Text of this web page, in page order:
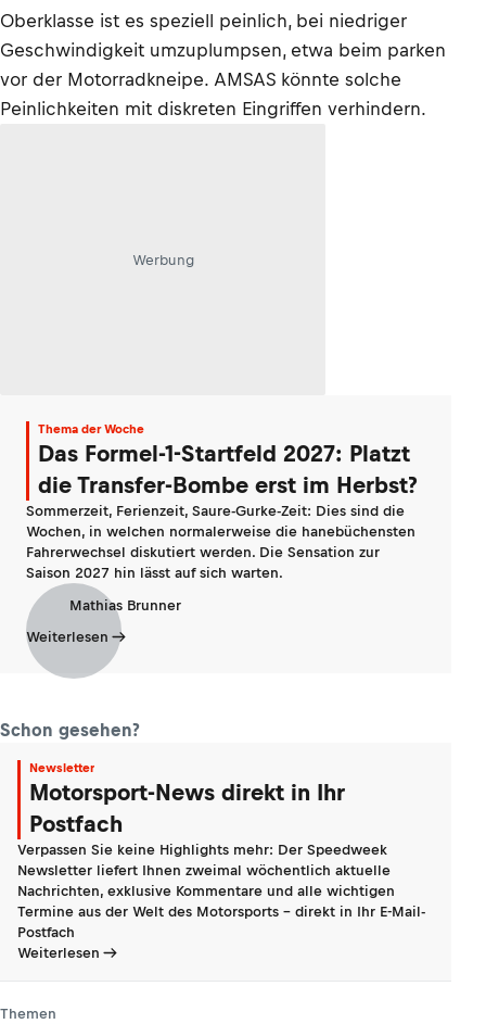
Oberklasse ist es speziell peinlich, bei niedriger
Geschwindigkeit umzuplumpsen, etwa beim parken
vor der Motorradkneipe. AMSAS könnte solche
Peinlichkeiten mit diskreten Eingriffen verhindern.
Werbung
Thema der Woche
Das Formel-1-Startfeld 2027: Platzt
die Transfer-Bombe erst im Herbst?
Sommerzeit, Ferienzeit, Saure-Gurke-Zeit: Dies sind die
Wochen, in welchen normalerweise die hanebüchensten
Fahrerwechsel diskutiert werden. Die Sensation zur
Saison 2027 hin lässt auf sich warten.
Mathias Brunner
Weiterlesen
Schon gesehen?
Newsletter
Motorsport-News direkt in Ihr
Postfach
Verpassen Sie keine Highlights mehr: Der Speedweek
Newsletter liefert Ihnen zweimal wöchentlich aktuelle
Nachrichten, exklusive Kommentare und alle wichtigen
Termine aus der Welt des Motorsports - direkt in Ihr E-Mail-
Postfach
Weiterlesen
Themen